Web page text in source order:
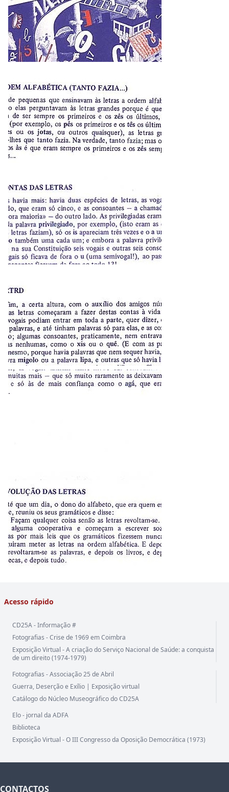
Acesso rápido
CD25A - Informação #
Fotografias - Crise de 1969 em Coimbra
Exposição Virtual - A criação do Serviço Nacional de Saúde: a conquista
de um direito (1974-1979)
Fotografias - Associação 25 de Abril
Guerra, Deserção e Exílio | Exposição virtual
Catálogo do Núcleo Museográfico do CD25A
Elo - jornal da ADFA
Biblioteca
Exposição Virtual - O III Congresso da Oposição Democrática (1973)
CONTACTOS